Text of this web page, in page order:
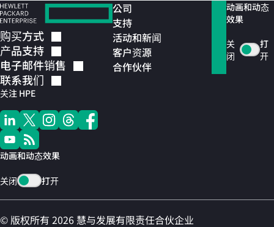
购买方式
产品支持
电子邮件销售
联系我们
关注 HPE
动画和动态效果
关闭 打开
公司
支持
活动和新闻
客户资源
合作伙伴
动画和动态
效果
关
闭
打
开
© 版权所有 2026 慧与发展有限责任合伙企业